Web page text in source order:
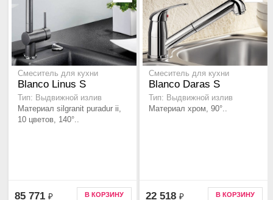
Смеситель для кухни
Blanco Linus S
Тип: Выдвижной излив
Материал silgranit puradur ii,
10 цветов, 140°..
85 771 ₽ В КОРЗИНУ
Смеситель для кухни
Blanco Daras S
Тип: Выдвижной излив
Материал хром, 90°..
22 518 ₽ В КОРЗИНУ